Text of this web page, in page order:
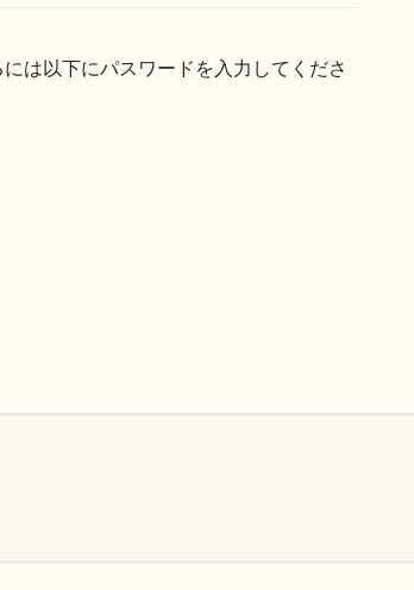
は以下にパスワードを入力してくださ